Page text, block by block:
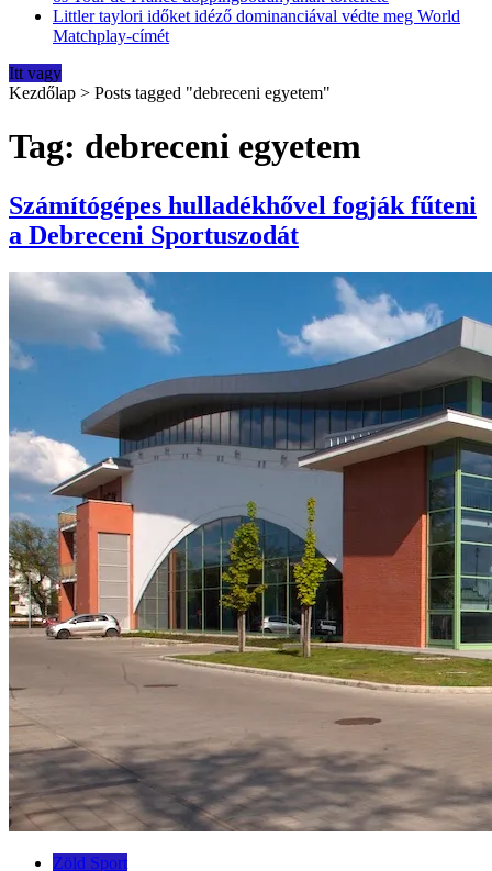
Littler taylori időket idéző dominanciával védte meg World
Matchplay-címét
Itt vagy
Kezdőlap > Posts tagged "debreceni egyetem"
Tag: debreceni egyetem
Számítógépes hulladékhővel fogják fűteni
a Debreceni Sportuszodát
Zöld Sport